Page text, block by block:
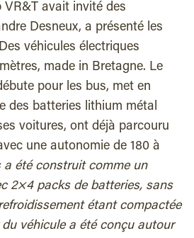
VR&T avait invité des
Desneux, a présenté les
véhicules électriques
made in Bretagne. Le
pour les bus, met en
des batteries lithium métal
voitures, ont déjà parcouru
une autonomie de 180 à
été construit comme un
2×4 packs de batteries, sans
étant compactée
du véhicule a été conçu autour